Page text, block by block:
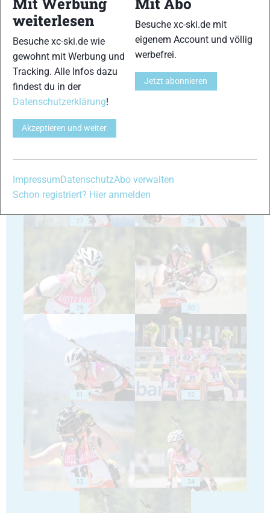
23
27 28
29 30
31 32
33 34
weiterlesen
Besuche xc-ski.de wie
gewohnt mit Werbung und
Tracking. Alle Infos dazu
findest du in der
Datenschutzerklärung!
Akzeptieren und weiter
Besuche xc-ski.de mit
eigenem Account und völlig
werbefrei.
Jetzt abonnieren
ImpressumDatenschutzAbo verwalten
Schon registriert? Hier anmelden